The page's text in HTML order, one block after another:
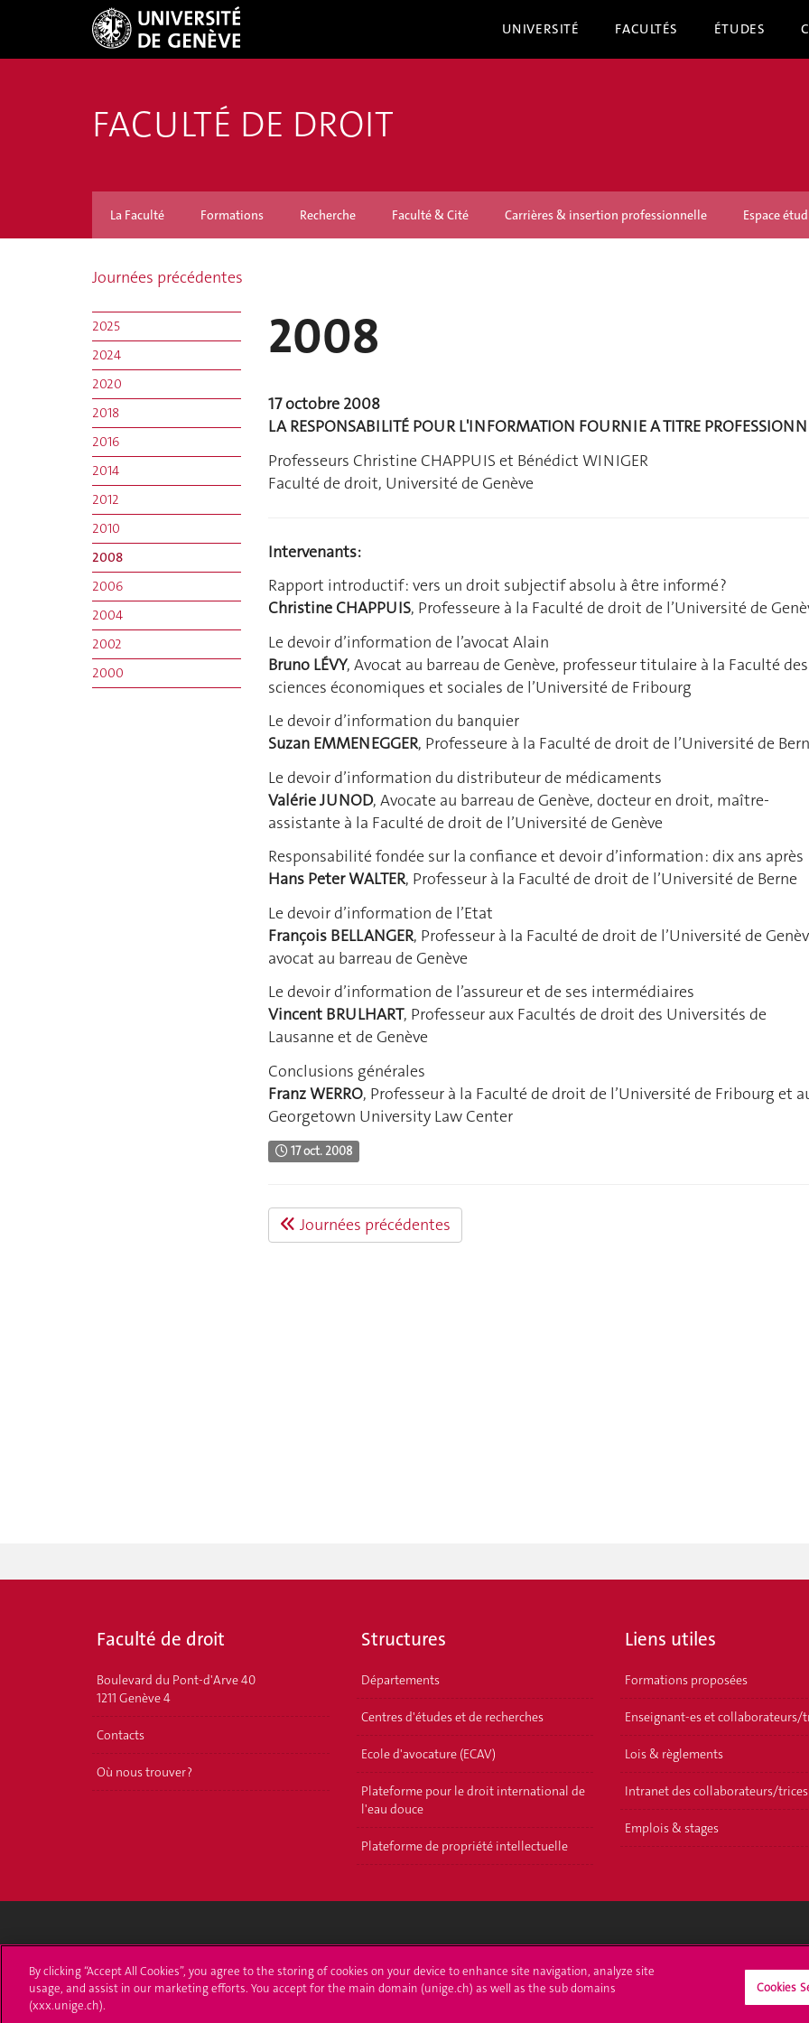
UNIVERSITÉ FACULTÉS ÉTUDES
FACULTÉ DE DROIT
La Faculté Formations Recherche Faculté & Cité Carrières & insertion professionnelle Espace
Journées précédentes
2025
2024
2020
2018
2016
2014
2012
2010
2008
2006
2004
2002
2000
2008
17 octobre 2008
LA RESPONSABILITÉ POUR L'INFORMATION FOURNIE A TITRE
Professeurs Christine CHAPPUIS et Bénédict WINIGER
Faculté de droit, Université de Genève
Intervenants:
Rapport introductif : vers un droit subjectif absolu à être informé ?
Christine CHAPPUIS, Professeure à la Faculté de droit de l’Université de
Le devoir d’information de l’avocat Alain
Bruno LÉVY, Avocat au barreau de Genève, professeur titulaire à la Faculté des
sciences économiques et sociales de l’Université de Fribourg
Le devoir d’information du banquier
Suzan EMMENEGGER, Professeure à la Faculté de droit de l’Université de
Le devoir d’information du distributeur de médicaments
Valérie JUNOD, Avocate au barreau de Genève, docteur en droit, maître-
assistante à la Faculté de droit de l’Université de Genève
Responsabilité fondée sur la confiance et devoir d’information : dix ans après
Hans Peter WALTER, Professeur à la Faculté de droit de l’Université de Berne
Le devoir d’information de l’Etat
François BELLANGER, Professeur à la Faculté de droit de l’Université de
avocat au barreau de Genève
Le devoir d’information de l’assureur et de ses intermédiaires
Vincent BRULHART, Professeur aux Facultés de droit des Universités de
Lausanne et de Genève
Conclusions générales
Franz WERRO, Professeur à la Faculté de droit de l’Université de Fribourg et
Georgetown University Law Center
17 oct. 2008
Journées précédentes
Faculté de droit
Boulevard du Pont-d'Arve 40
1211 Genève 4
Contacts
Où nous trouver ?
Structures
Départements
Centres d'études et de recherches
Ecole d'avocature (ECAV)
Plateforme pour le droit international de
l'eau douce
Plateforme de propriété intellectuelle
Liens utiles
Formations proposées
Enseignant-es et collaborateurs/
Lois & règlements
Intranet des collaborateurs/trices
Emplois & stages
Université de Genève
24 rue du Général-Dufour
S'inscrire à l'UNIGE
Immatriculations
L'UNIGE vous informe
By clicking “Accept All Cookies”, you agree to the storing of cookies on your device to enhance site navigation, analyze site
usage, and assist in our marketing efforts. You accept for the main domain (unige.ch) as well as the sub domains
(xxx.unige.ch).
Cookies